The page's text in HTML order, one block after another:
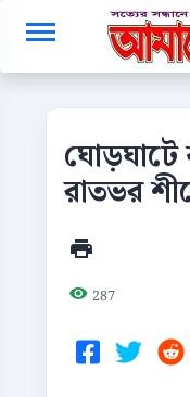
রাতভর
287